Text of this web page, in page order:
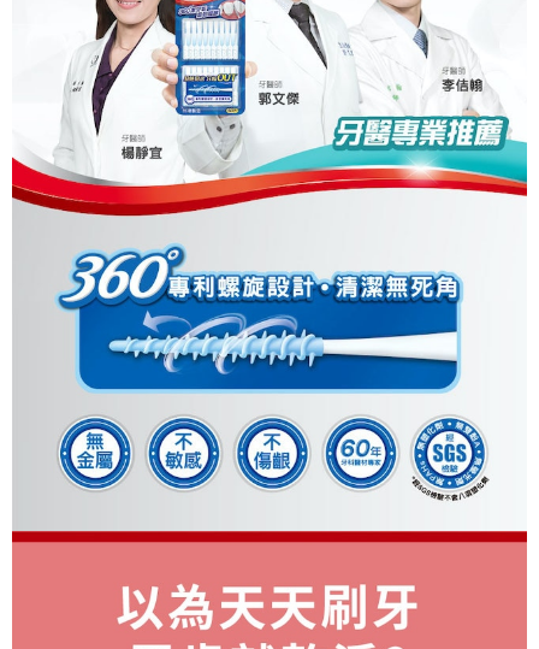
２．關於個人資料處理事宜，請瀏覽以下網址：
https://aftee.tw/terms/#terms3
３．未成年的使用者請事先徵得法定代理人或監護人之同意方可使用
「AFTEE先享後付」，若未經同意申辦者引起之損失，本公司不負相關責
４．使用「AFTEE先享後付」時，將依據個別帳號之用戶狀況，依本公司即
時審查核予不同之上限額度；若仍有額度不足之情形，本公司將視審查結果
請求用戶進行身份認證。
５．嚴禁一人註冊多個帳號或使用他人資訊註冊。若發現惡意使用之情形，
恩沛科技股份有限公司將有權停止該用戶之使用額度並採取法律行動。